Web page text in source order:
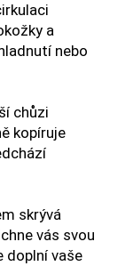
a
nebo
chůzi
kopíruje
skrývá
vás svou
doplní vaše